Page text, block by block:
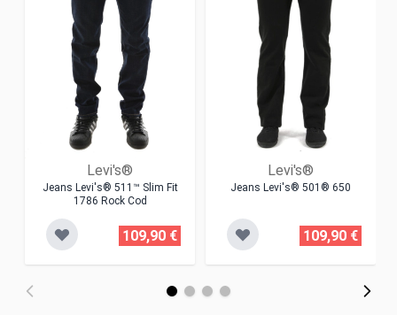
Levi's®
Jeans Levi's® 511™ Slim Fit
1786 Rock Cod
109,90 €
Levi's®
Jeans Levi's® 501® 650
109,90 €